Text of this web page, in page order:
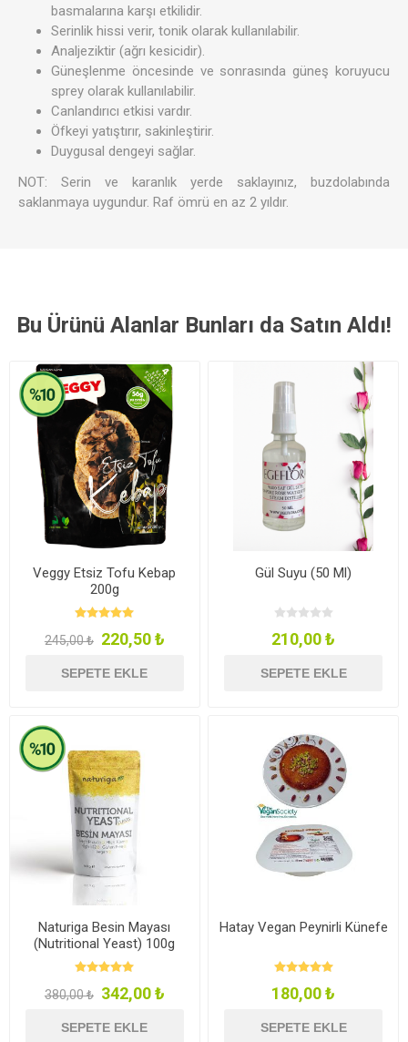
basmalarına karşı etkilidir.
Serinlik hissi verir, tonik olarak kullanılabilir.
Analjeziktir (ağrı kesicidir).
Güneşlenme öncesinde ve sonrasında güneş koruyucu
sprey olarak kullanılabilir.
Canlandırıcı etkisi vardır.
Öfkeyi yatıştırır, sakinleştirir.
Duygusal dengeyi sağlar.
NOT: Serin ve karanlık yerde saklayınız, buzdolabında
saklanmaya uygundur. Raf ömrü en az 2 yıldır.
Bu Ürünü Alanlar Bunları da Satın Aldı!
Veggy Etsiz Tofu Kebap
200g
245,00 ₺ 220,50 ₺
SEPETE EKLE
Gül Suyu (50 Ml)
210,00 ₺
SEPETE EKLE
Naturiga Besin Mayası
(Nutritional Yeast) 100g
380,00 ₺ 342,00 ₺
SEPETE EKLE
Hatay Vegan Peynirli Künefe
180,00 ₺
SEPETE EKLE